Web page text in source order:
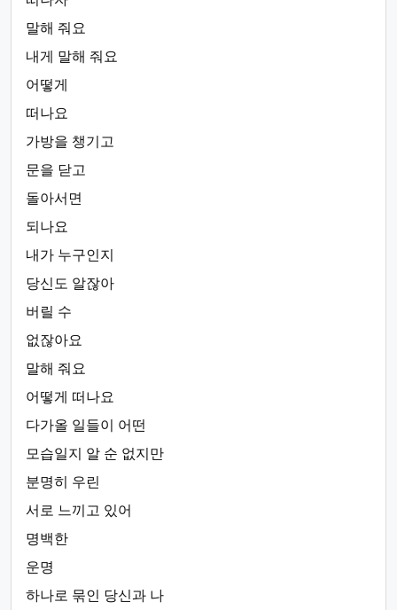
말해 줘요
내게 말해 줘요
어떻게
떠나요
가방을 챙기고
문을 닫고
돌아서면
되나요
내가 누구인지
당신도 알잖아
버릴 수
없잖아요
말해 줘요
어떻게 떠나요
다가올 일들이 어떤
모습일지 알 순 없지만
분명히 우린
서로 느끼고 있어
명백한
운명
하나로 묶인 당신과 나